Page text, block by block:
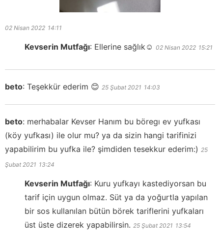
02 Nisan 2022 14:11
Kevserin Mutfağı: Ellerine sağlık☺️ 02 Nisan 2022 15:21
beto: Teşekkür ederim 😊 25 Şubat 2021 14:03
beto: merhabalar Kevser Hanım bu böregı ev yufkası
(köy yufkası) ile olur mu? ya da sizin hangi tarifinizi
yapabilirim bu yufka ile? şimdiden tesekkur ederim:) 25
Şubat 2021 13:24
Kevserin Mutfağı: Kuru yufkayı kastediyorsan bu
tarif için uygun olmaz. Süt ya da yoğurtla yapılan
bir sos kullanılan bütün börek tariflerini yufkaları
üst üste dizerek yapabilirsin. 25 Şubat 2021 13:54